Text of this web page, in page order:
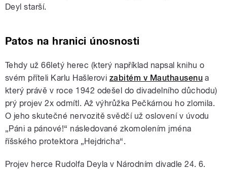
Deyl starší.
Patos na hranici únosnosti
Tehdy už 66letý herec (který například napsal knihu o
svém příteli Karlu Hašlerovi zabitém v Mauthausenu a
který právě v roce 1942 odešel do divadelního důchodu)
prý projev 2x odmítl. Až výhrůžka Pečkárnou ho zlomila.
O jeho skutečné nervozitě svědčí už oslovení v úvodu
„Páni a pánové!“ následované zkomolením jména
říšského protektora „Hejdricha“.
Projev herce Rudolfa Deyla v Národním divadle 24. 6.